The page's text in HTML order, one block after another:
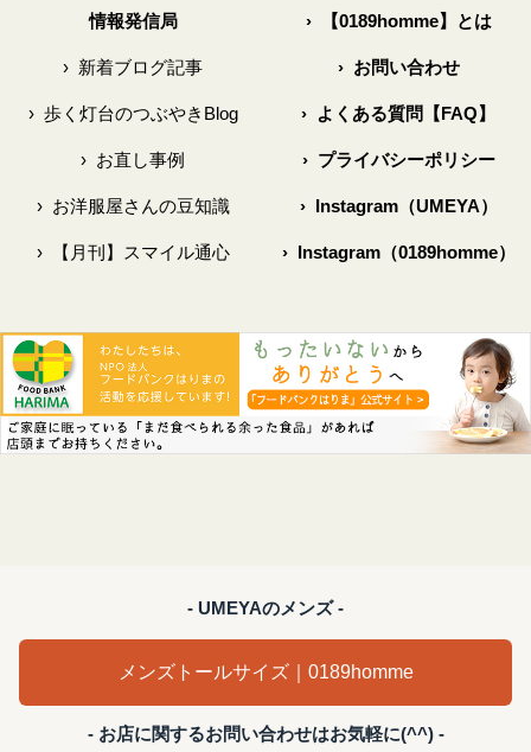
情報発信局
› 新着ブログ記事
›歩く灯台のつぶやきBlog
› お直し事例
›お洋服屋さんの豆知識
›【月刊】スマイル通心
›【0189homme】とは
›お問い合わせ
› よくある質問【FAQ】
›プライバシーポリシー
›Instagram（UMEYA）
›Instagram（0189homme）
- UMEYAのメンズ -
メンズトールサイズ｜0189homme
- お店に関するお問い合わせはお気軽に(^^) -